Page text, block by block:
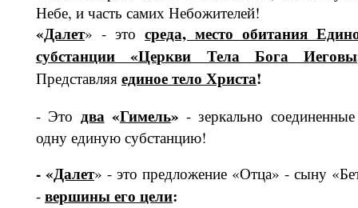
Небе, и часть самих Небожителей!
«Далет» - это среда, место обитания
субстанции «Церкви Тела Бога Иеговы
Представляя единое тело Христа!
- Это два«Гимель» - зеркально
одну единую субстанцию!
- «Далет» - это предложение «Отца» - сыну
- вершины его цели: